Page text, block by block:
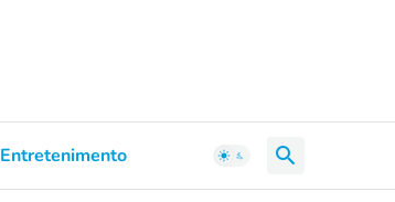
Entretenimento